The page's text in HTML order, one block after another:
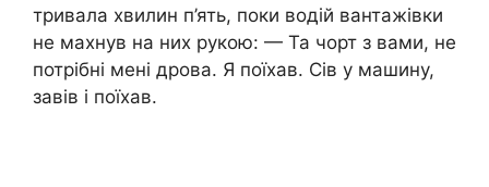
тривала хвилин п’ять, поки водій вантажівки
не махнув на них рукою: — Та чорт з вами, не
потрібні мені дрова. Я поїхав. Сів у машину,
завів і поїхав.